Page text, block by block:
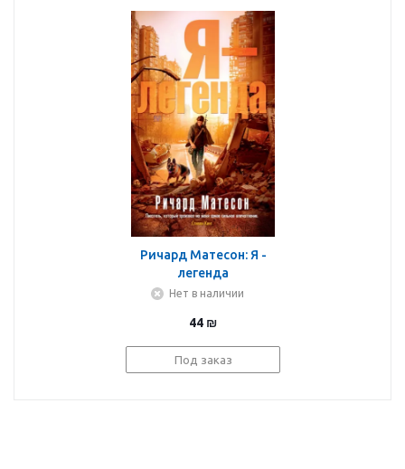
Ричард Матесон: Я -
легенда
Нет в наличии
44 ₪
Под заказ